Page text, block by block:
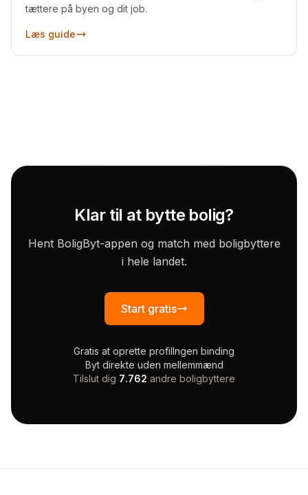
tættere på byen og dit job.
Læs guide
Klar til at bytte bolig?
Hent BoligByt-appen og match med boligbyttere
i hele landet.
Start gratis
Gratis at oprette profilIngen binding
Byt direkte uden mellemmænd
Tilslut dig 7.762 andre boligbyttere